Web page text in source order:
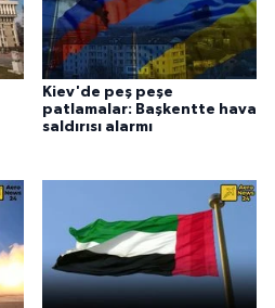
Kiev'de peş peşe
patlamalar: Başkentte hava
saldırısı alarmı